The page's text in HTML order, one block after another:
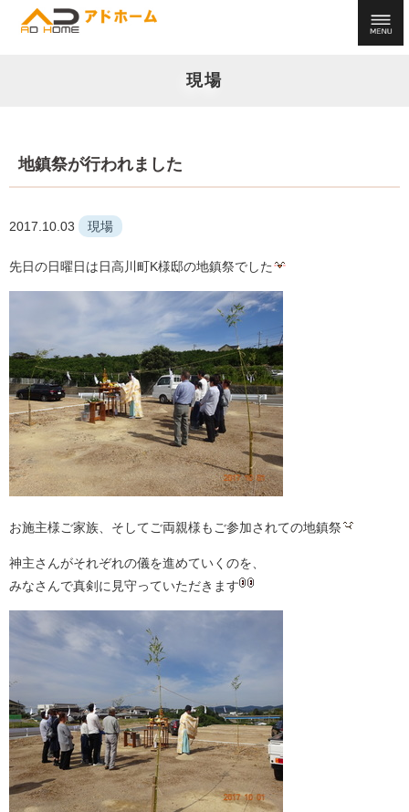
現場
地鎮祭が行われました
2017.10.03 現場
先日の日曜日は日高川町K様邸の地鎮祭でした
お施主様ご家族、そしてご両親様もご参加されての地鎮祭
神主さんがそれぞれの儀を進めていくのを、
みなさんで真剣に見守っていただきます